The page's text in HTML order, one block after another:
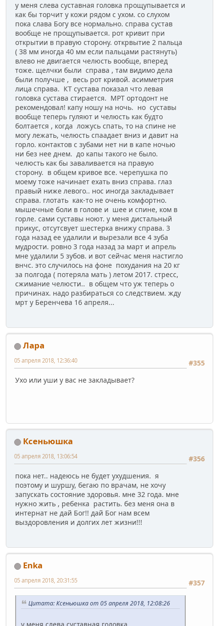
у меня слева суставная головка прощупывается и
как бы торчит у кожи рядом с ухом. со слухом
пока слава Богу все нормально. справа сустав
вообще не прощупывается. рот кривит при
открытии в правую сторону. открвытие 2 пальца
( 38 мм иногда 40 мм если пальцами растянуть)
влево не двигается челюсть вообще, вперед
тоже. щелчки были справа , там видимо дела
были получше , весь рот кривой. асимметрия
лица справа. КТ сустава показал что левая
головка сустава стирается. МРТ ортодонт не
рекомендовал! капу ношу на ночь. но суставы
вообще теперь гуляют и челюсть как будто
болтается , когда ложусь спать, то на спине не
могу лежать, челюсть спаадает вниз и давит на
горло. контактов с зубами нет ни в капе ночью
ни без нее днем. до капы такого не было.
челюсть как бы заваливается на правую
сторону. в общем кривое все. черепушка по
моему тоже начинает ехать вниз справа. глаз
правый ниже левого.. нос иногда закладывает
справа. глотать как-то не очень комфортно.
мышечные боли в голове и шее и спине, ком в
горле. сами суставы ноют. у меня дистальный
прикус, отсутсвует шестерка внижу справа. 3
года назад ее удалили и вырезали все 4 зуба
мудрости. ровно 3 года назад за март и апрель
мне удалили 5 зубов. и вот сейчас меня настигло
внчс. это случилось на фоне похудания на 20 кг
за полгода ( потеряла мать ) летом 2017. стресс,
сжимание челюсти.. в общем что уж теперь о
причинах. надо разбираться со следствием. жду
мрт у Беренчева 16 апреля...
Лара
#355
05 апреля 2018, 12:36:40
Ухо или уши у вас не закладывает?
Ксеньюшка
#356
05 апреля 2018, 13:06:54
пока нет.. надеюсь не будет ухудшения. я
поэтому и шуршу, бегаю по врачам, не хочу
запускать состояние здоровья. мне 32 года. мне
нужно жить , ребенка растить. без меня она в
интернат не дай Бог!! дай Бог нам всем
выздоровления и долгих лет жизни!!!
Enka
#357
05 апреля 2018, 20:31:55
Цитата: Ксеньюшка от 05 апреля 2018, 12:08:26